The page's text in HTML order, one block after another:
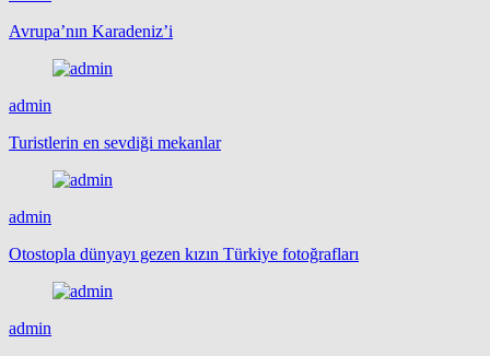
Avrupa’nın Karadeniz’i
admin
Turistlerin en sevdiği mekanlar
admin
Otostopla dünyayı gezen kızın Türkiye fotoğrafları
admin